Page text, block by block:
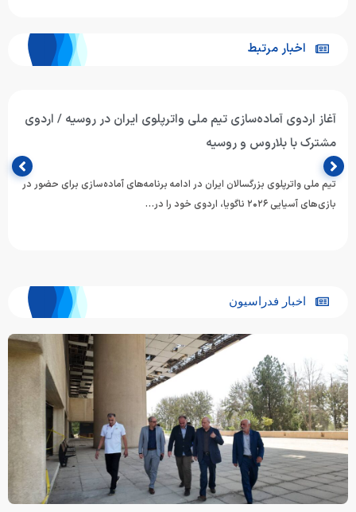
اخبار مرتبط
آغاز اردوی آماده‌سازی تیم ملی واترپلوی ایران در روسیه / اردوی
مشترک با بلاروس و روسیه
تیم ملی واترپلوی بزرگسالان ایران در ادامه برنامه‌های آماده‌سازی برای حضور در
بازی‌های آسیایی ۲۰۲۶ ناگویا، اردوی خود را در…
اخبار فدراسیون